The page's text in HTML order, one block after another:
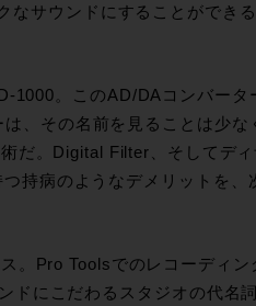
なサウンドにすることができ
1000。このAD/DAコンバー
、その名前を見ることは少
だ。Digital Filter、そしてデ
持病のようなデメリットを
。Pro Toolsでのレコーディ
ドにこだわるスタジオの代名